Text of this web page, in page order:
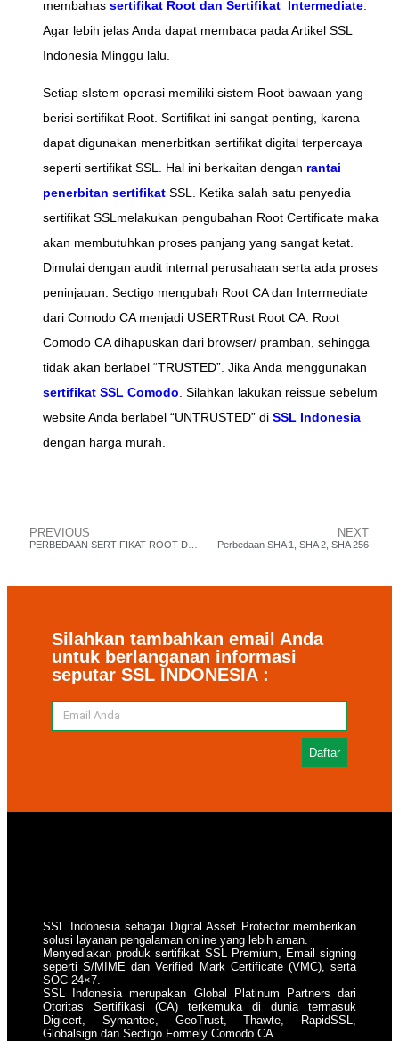
membahas sertifikat Root dan Sertifikat Intermediate
Agar lebih jelas Anda dapat membaca pada Artikel SSL
Indonesia Minggu lalu.
Setiap sIstem operasi memiliki sistem Root bawaan yang
berisi sertifikat Root. Sertifikat ini sangat penting, karena
dapat digunakan menerbitkan sertifikat digital terpercaya
seperti sertifikat SSL. Hal ini berkaitan dengan rantai
penerbitan sertifikat SSL. Ketika salah satu penyedia
sertifikat SSLmelakukan pengubahan Root Certificate maka
akan membutuhkan proses panjang yang sangat ketat.
Dimulai dengan audit internal perusahaan serta ada proses
peninjauan. Sectigo mengubah Root CA dan Intermediate
dari Comodo CA menjadi USERTRust Root CA. Root
Comodo CA dihapuskan dari browser/ pramban, sehingga
tidak akan berlabel “TRUSTED”. Jika Anda menggunakan
sertifikat SSL Comodo . Silahkan lakukan reissue sebelum
website Anda berlabel “UNTRUSTED” di SSL Indonesia
dengan harga murah.
PREVIOUS NEXT
Perbedaan SHA 1, SHA 2, SHA 256
Silahkan tambahkan email Anda
untuk berlanganan informasi
seputar SSL INDONESIA :
Daftar
SSL Indonesia sebagai Digital Asset Protector memberikan
solusi layanan pengalaman online yang lebih aman.
Menyediakan produk sertifikat SSL Premium, Email signing
seperti S/MIME dan Verified Mark Certificate (VMC), serta
SOC 24×7.
SSL Indonesia merupakan Global Platinum Partners dari
Otoritas Sertifikasi (CA) terkemuka di dunia termasuk
Digicert, Symantec, GeoTrust, Thawte, RapidSSL,
Globalsign dan Sectigo Formely Comodo CA.